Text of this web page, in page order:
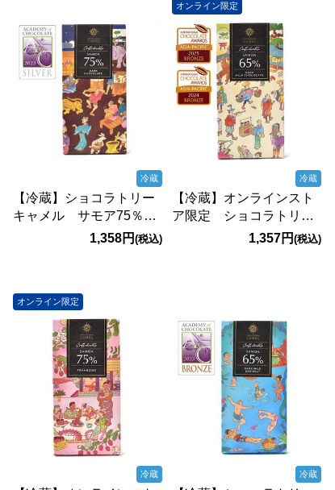
冷蔵
【冷蔵】ショコラトリー
キャメル サモア75％
ダークチョコレート
1,358円(税込)
オンライン限定
冷蔵
【冷蔵】オンラインスト
ア限定 ショコラトリー
キャメル サモア65％
1,357円 (税込)
オンライン限定
冷蔵 冷蔵